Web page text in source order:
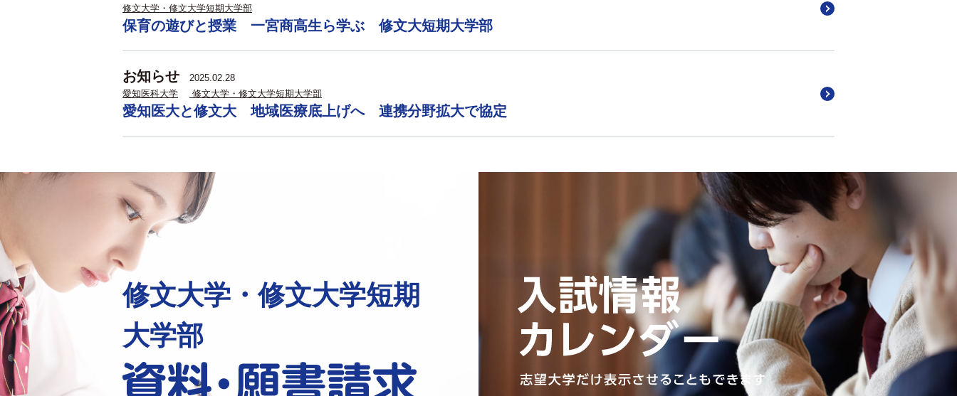
修文大学・修文大学短期大学部
保育の遊びと授業 一宮商高生ら学ぶ 修文大短期大学部
お知らせ
2025.02.28
愛知医科大学
修文大学・修文大学短期大学部
愛知医大と修文大 地域医療底上げへ 連携分野拡大で協定
修文大学・修文大学短期
大学部